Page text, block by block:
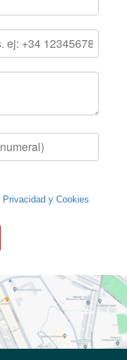
Privacidad y Cookies